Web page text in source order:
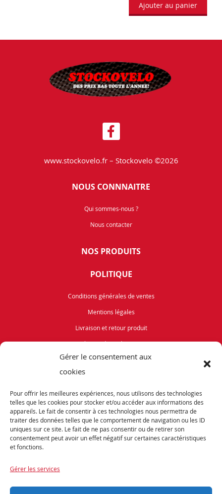
Gérer le consentement aux
cookies
Pour offrir les meilleures expériences, nous utilisons des technologies
telles que les cookies pour stocker et/ou accéder aux informations des
appareils. Le fait de consentir à ces technologies nous permettra de
traiter des données telles que le comportement de navigation ou les ID
uniques sur ce site. Le fait de ne pas consentir ou de retirer son
consentement peut avoir un effet négatif sur certaines caractéristiques
et fonctions.
Gérer les services
Ajouter au panier
www.stockovelo.fr – Stockovelo ©2026
NOUS CONNNAITRE
Qui sommes-nous ?
Nous contacter
NOS PRODUITS
POLITIQUE
Conditions générales de ventes
Mentions légales
Livraison et retour produit
Politique de cookies (UE)
Occasions
ABONNEZ-VOUS
Recevez notre newsletter et tenez vous informés de nos dernières offres et